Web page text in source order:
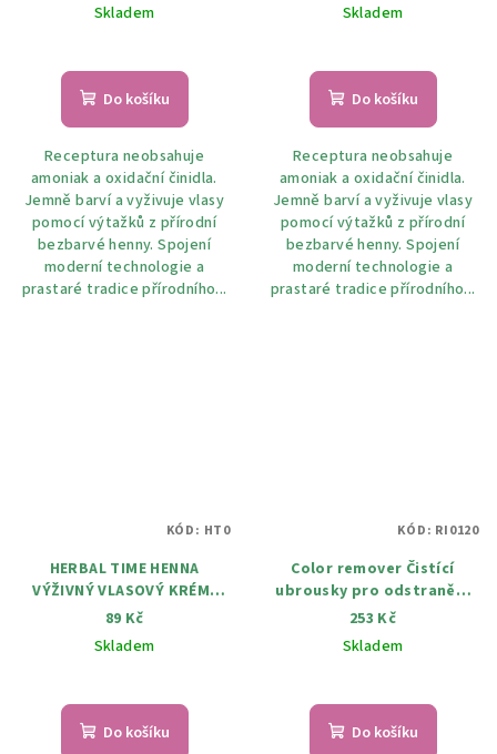
Skladem
Do košíku
Receptura neobsahuje
amoniak a oxidační činidla.
Jemně barví a vyživuje vlasy
pomocí výtažků z přírodní
bezbarvé henny. Spojení
moderní technologie a
prastaré tradice přírodního...
Skladem
hodnocení
produktu
z
5
hvězdiček.
Do košíku
Receptura neobsahuje
amoniak a oxidační činidla.
Jemně barví a vyživuje vlasy
pomocí výtažků z přírodní
bezbarvé henny. Spojení
moderní technologie a
prastaré tradice přírodního...
HERBAL TIME HENNA
VÝŽIVNÝ VLASOVÝ KRÉM-
MASKA 0 Neutral 75 ml
89 Kč
Skladem
Do košíku
KÓD: HT0
Color remover Čistící
ubrousky pro odstranění
barvy z pokožky 20 x5 ml
253 Kč
Skladem
Do košíku
KÓD: RI0120